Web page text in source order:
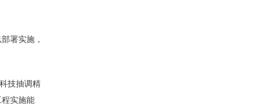
署实施，
技抽调精
实施能